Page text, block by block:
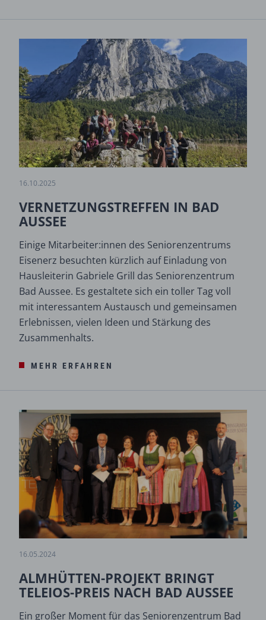
16.10.2025
VERNETZUNGSTREFFEN IN BAD
AUSSEE
Einige Mitarbeiter:innen des Seniorenzentrums
Eisenerz besuchten kürzlich auf Einladung von
Hausleiterin Gabriele Grill das Seniorenzentrum
Bad Aussee. Es gestaltete sich ein toller Tag voll
mit interessantem Austausch und gemeinsamen
Erlebnissen, vielen Ideen und Stärkung des
Zusammenhalts.
MEHR ERFAHREN
16.05.2024
ALMHÜTTEN-PROJEKT BRINGT
TELEIOS-PREIS NACH BAD AUSSEE
Ein großer Moment für das Seniorenzentrum Bad